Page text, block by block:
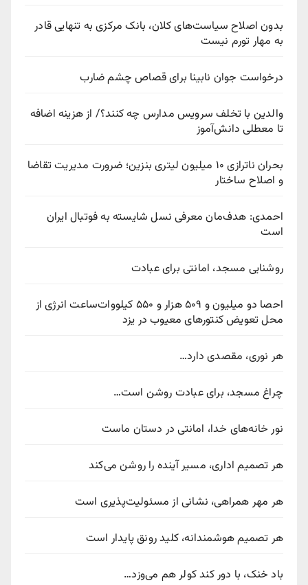
بدون اصلاح سیاست‌های کلان، بانک مرکزی به تنهایی قادر
به مهار تورم نیست
درخواست جوان نابینا برای قصاص چشم ضارب
والدین با تخلف سرویس مدارس چه کنند؟/ از هزینه اضافه
تا معطلی دانش‌آموز
بحران ناترازی ۱۰ میلیون لیتری بنزین؛ ضرورت مدیریت تقاضا
و اصلاح ساختار
احمدی: هدف‌مان معرفی نسل شایسته به فوتبال ایران
است
روشنایی مسجد، امانتی برای عبادت
احصا دو میلیون و ۵۰۹ هزار و ۵۵۰ کیلووات‌ساعت انرژی از
محل تعویض کنتورهای معیوب در یزد
هر نوری، مقصدی دارد…
چراغ مسجد، برای عبادت روشن است…
نور خانه‌های خدا، امانتی در دستان ماست
هر تصمیم اداری، مسیر آینده را روشن می‌کند
هر مهر همراهی، نشانی از مسئولیت‌پذیری است
هر تصمیم هوشمندانه، کلید رونق پایدار است
باد خنک، با دور کند کولر هم می‌وزد…